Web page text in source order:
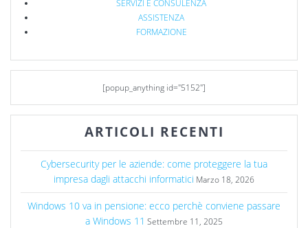
SERVIZI E CONSULENZA
ASSISTENZA
FORMAZIONE
[popup_anything id="5152"]
ARTICOLI RECENTI
Cybersecurity per le aziende: come proteggere la tua
impresa dagli attacchi informatici Marzo 18, 2026
Windows 10 va in pensione: ecco perchè conviene passare
a Windows 11 Settembre 11, 2025